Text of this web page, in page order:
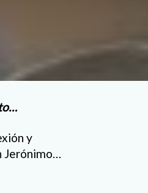
y
Jerónimo…